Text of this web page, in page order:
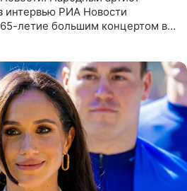
интервью РИА Новости
летие большим концертом в